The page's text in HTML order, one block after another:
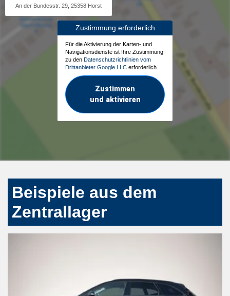
An der Bundesstr. 29, 25358 Horst
Zustimmung erforderlich
Für die Aktivierung der Karten- und
Navigationsdienste ist Ihre Zustimmung
zu den Datenschutzrichtlinien vom
Drittanbieter Google LLC erforderlich.
Zustimmen
und aktivieren
Beispiele aus dem
Zentrallager